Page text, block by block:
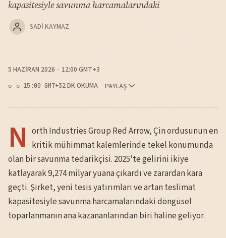
kapasitesiyle savunma harcamalarındaki
SADI KAYMAZ
5 HAZIRAN 2026 12:00 GMT+3
↻ 15:00 GMT+32 DK OKUMA PAYLAŞ
N orth Industries Group Red Arrow, Çin ordusunun en
kritik mühimmat kalemlerinde tekel konumunda
olan bir savunma tedarikçisi. 2025'te gelirini ikiye
katlayarak 9,274 milyar yuana çıkardı ve zarardan kara
geçti. Şirket, yeni tesis yatırımları ve artan teslimat
kapasitesiyle savunma harcamalarındaki döngüsel
toparlanmanın ana kazananlarından biri haline geliyor.